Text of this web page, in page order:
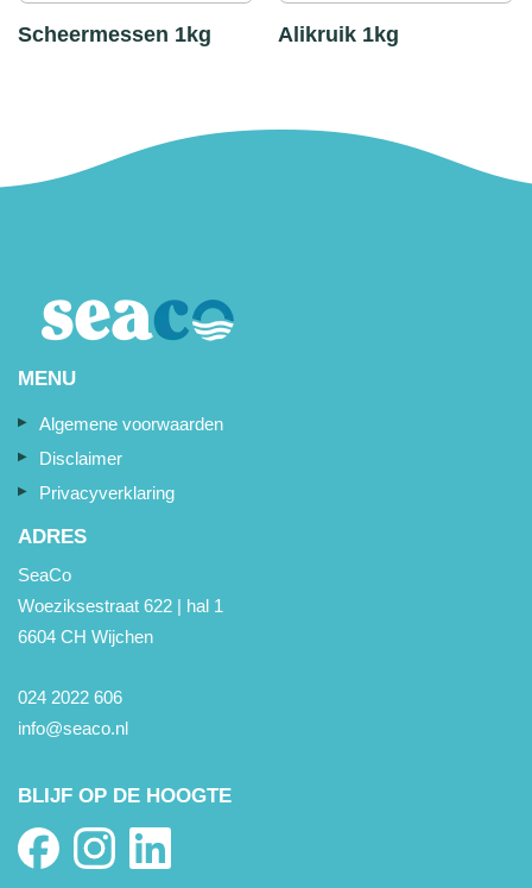
Scheermessen 1kg Alikruik 1kg
MENU
Algemene voorwaarden
Disclaimer
Privacyverklaring
ADRES
SeaCo
Woeziksestraat 622 | hal 1
6604 CH Wijchen
024 2022 606
info@seaco.nl
BLIJF OP DE HOOGTE